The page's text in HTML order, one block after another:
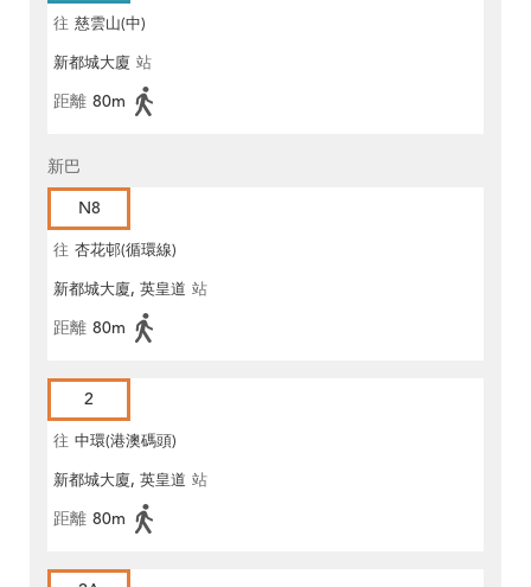
往 慈雲山(中)
新都城大廈 站
距離 80m
新巴
N8
往 杏花邨(循環線)
新都城大廈, 英皇道 站
距離 80m
2
往 中環(港澳碼頭)
新都城大廈, 英皇道 站
距離 80m